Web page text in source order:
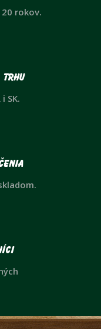
rokov.
trhu
SK.